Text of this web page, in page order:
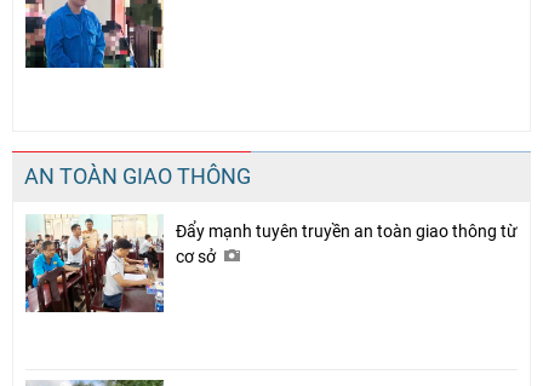
AN TOÀN GIAO THÔNG
Đẩy mạnh tuyên truyền an toàn giao thông từ
cơ sở